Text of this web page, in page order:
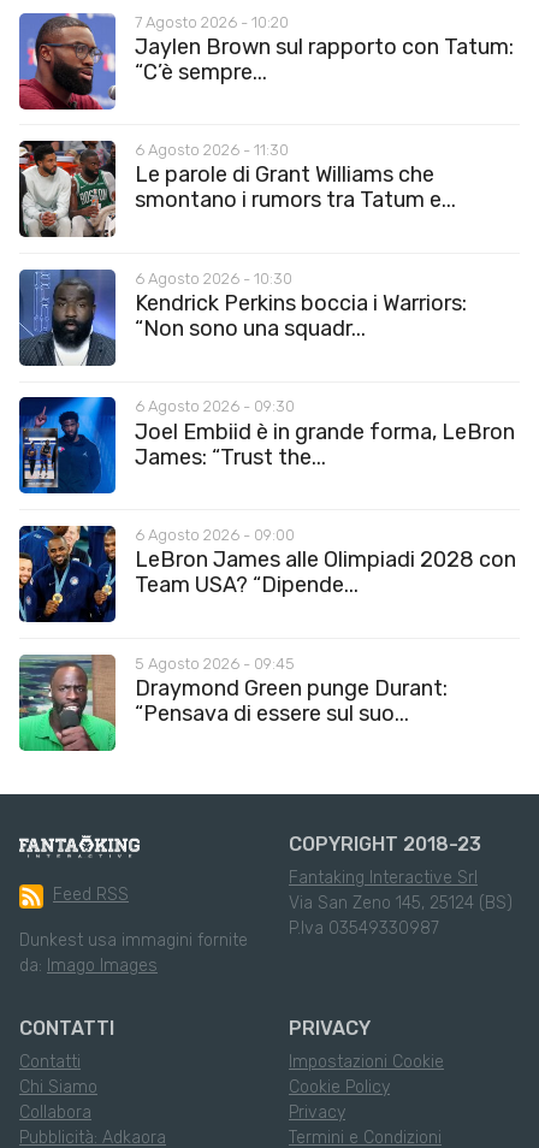
7 Agosto 2026 - 10:20
Jaylen Brown sul rapporto con Tatum:
“C’è sempre...
6 Agosto 2026 - 11:30
Le parole di Grant Williams che
smontano i rumors tra Tatum e...
6 Agosto 2026 - 10:30
Kendrick Perkins boccia i Warriors:
“Non sono una squadr...
6 Agosto 2026 - 09:30
Joel Embiid è in grande forma, LeBron
James: “Trust the...
6 Agosto 2026 - 09:00
LeBron James alle Olimpiadi 2028 con
Team USA? “Dipende...
5 Agosto 2026 - 09:45
Draymond Green punge Durant:
“Pensava di essere sul suo...
Feed RSS
Dunkest usa immagini fornite
da: Imago Images
COPYRIGHT 2018-23
Fantaking Interactive Srl
Via San Zeno 145, 25124 (BS)
P.Iva 03549330987
CONTATTI
Contatti
Chi Siamo
Collabora
Pubblicità: Adkaora
PRIVACY
Impostazioni Cookie
Cookie Policy
Privacy
Termini e Condizioni